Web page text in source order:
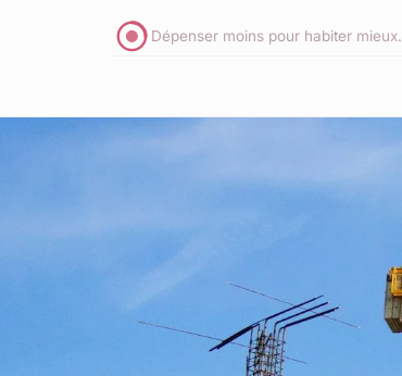
Dépenser moins pour habiter mieux.